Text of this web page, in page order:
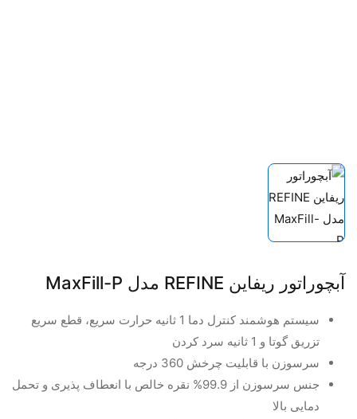
آبچوراتور ریفاین REFINE مدل MaxFill-P
سیستم هوشمند کنترل دما 1 ثانیه حرارت سریع، قطع سریع
تزریق گوتا و 1 ثانیه سرد کردن
سرسوزن با قابلیت چرخش 360 درجه
جنس سرسوزن از 99.9% نقره خالص با انعطاف پذیری و تحمل
دمایی بالا